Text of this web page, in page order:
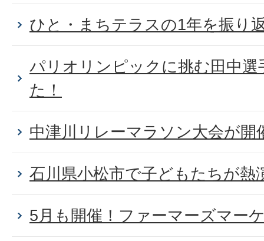
ひと・まちテラスの1年を振り
パリオリンピックに挑む田中
た！
中津川リレーマラソン大会が開
石川県小松市で子どもたちが熱
5月も開催！ファーマーズマー